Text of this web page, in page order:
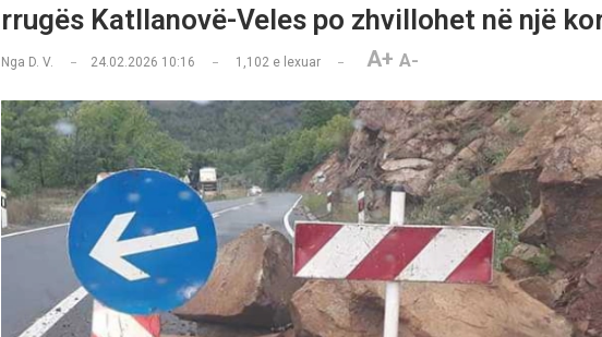
rrugës Katllanovë-Veles po zhvillohet në një
Nga D. V. 24.02.2026 10:16 1,102e lexuar A+ A-